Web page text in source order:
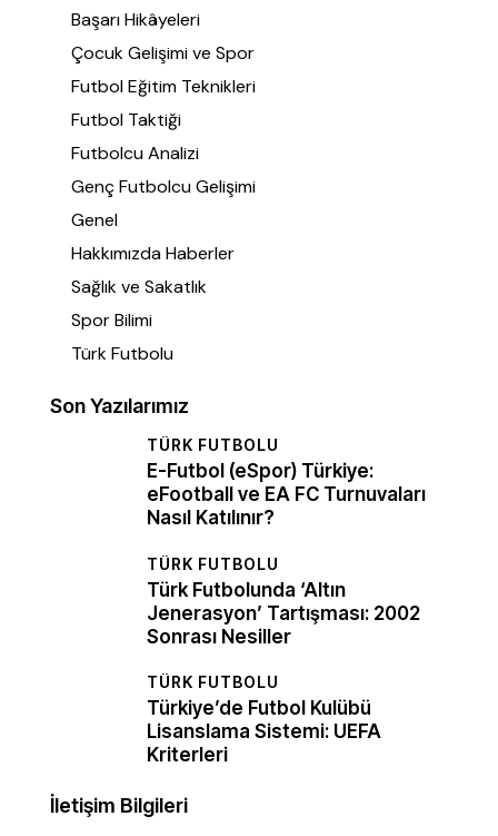
Başarı Hikâyeleri
Çocuk Gelişimi ve Spor
Futbol Eğitim Teknikleri
Futbol Taktiği
Futbolcu Analizi
Genç Futbolcu Gelişimi
Genel
Hakkımızda Haberler
Sağlık ve Sakatlık
Spor Bilimi
Türk Futbolu
Son Yazılarımız
TÜRK FUTBOLU
E-Futbol (eSpor) Türkiye:
eFootball ve EA FC Turnuvaları
Nasıl Katılınır?
TÜRK FUTBOLU
Türk Futbolunda ‘Altın
Jenerasyon’ Tartışması: 2002
Sonrası Nesiller
TÜRK FUTBOLU
Türkiye’de Futbol Kulübü
Lisanslama Sistemi: UEFA
Kriterleri
İletişim Bilgileri